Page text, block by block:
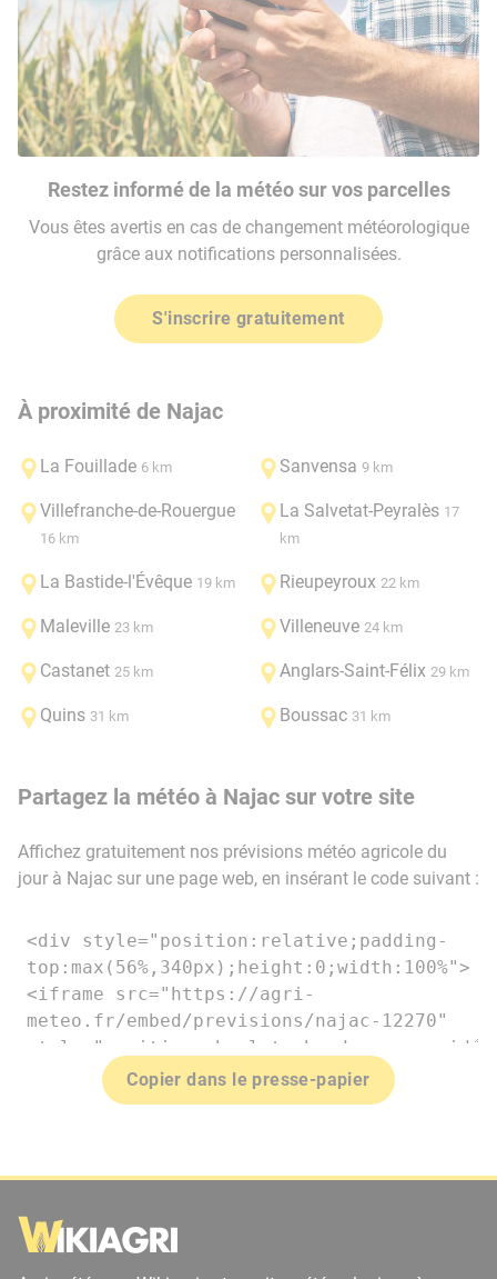
Restez informé de la météo sur vos parcelles
Vous êtes avertis en cas de changement météorologique
grâce aux notifications personnalisées.
S'inscrire gratuitement
À proximité de Najac
La Fouillade 6 km Sanvensa 9 km
Villefranche-de-Rouergue
16 km
La Salvetat-Peyralès 17
km
La Bastide-l'Évêque 19 km Rieupeyroux 22 km
Maleville 23 km Villeneuve 24 km
Castanet 25 km Anglars-Saint-Félix 29 km
Quins 31 km Boussac 31 km
Partagez la météo à Najac sur votre site
Affichez gratuitement nos prévisions météo agricole du
jour à Najac sur une page web, en insérant le code suivant :
Copier dans le presse-papier